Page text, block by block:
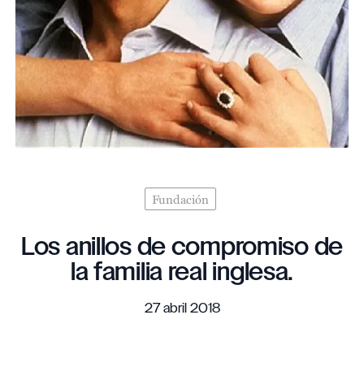
Fundación
Los anillos de compromiso de
la familia real inglesa.
27 abril 2018